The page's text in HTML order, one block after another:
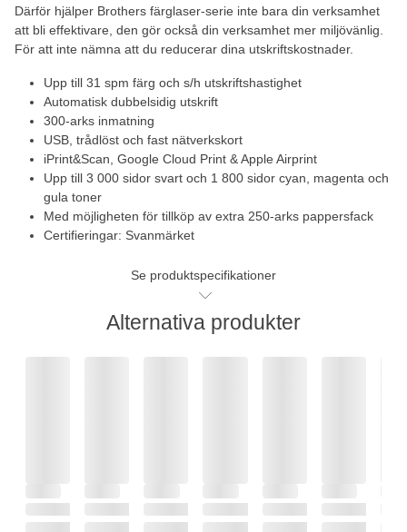
Därför hjälper Brothers färglaser-serie inte bara din verksamhet
att bli effektivare, den gör också din verksamhet mer miljövänlig.
För att inte nämna att du reducerar dina utskriftskostnader.
Upp till 31 spm färg och s/h utskriftshastighet
Automatisk dubbelsidig utskrift
300-arks inmatning
USB, trådlöst och fast nätverkskort
iPrint&Scan, Google Cloud Print & Apple Airprint
Upp till 3 000 sidor svart och 1 800 sidor cyan, magenta och
gula toner
Med möjligheten för tillköp av extra 250-arks pappersfack
Certifieringar: Svanmärket
Se produktspecifikationer
Alternativa produkter